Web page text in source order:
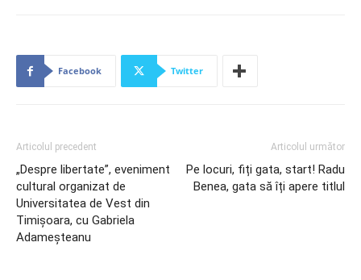
Facebook Twitter
Articolul precedent
„Despre libertate”, eveniment
cultural organizat de
Universitatea de Vest din
Timișoara, cu Gabriela
Adameșteanu
Articolul următor
Pe locuri, fiți gata, start! Radu
Benea, gata să îți apere titlul